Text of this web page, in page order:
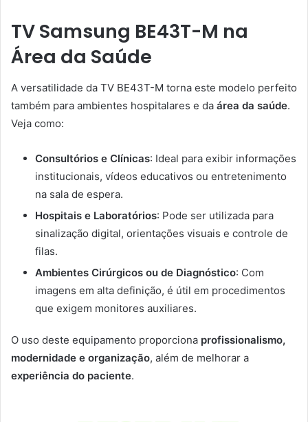
TV Samsung BE43T-M na
Área da Saúde
A versatilidade da TV BE43T-M torna este modelo perfeito
também para ambientes hospitalares e da área da saúde.
Veja como:
Consultórios e Clínicas: Ideal para exibir informações
institucionais, vídeos educativos ou entretenimento
na sala de espera.
Hospitais e Laboratórios: Pode ser utilizada para
sinalização digital, orientações visuais e controle de
filas.
Ambientes Cirúrgicos ou de Diagnóstico: Com
imagens em alta definição, é útil em procedimentos
que exigem monitores auxiliares.
O uso deste equipamento proporciona profissionalismo,
modernidade e organização, além de melhorar a
experiência do paciente.